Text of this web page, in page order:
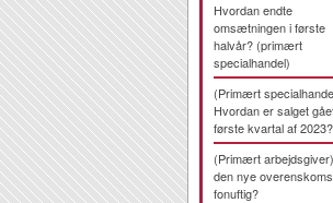
Hvordan endte
omsætningen i første
halvår? (primært
specialhandel)
(Primært
Hvordan er salget
første kvartal af 2023?
(Primært
den nye
fonuftig?